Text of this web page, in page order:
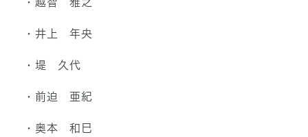
・井上 年央
・堤 久代
・前迫 亜紀
・奥本 和巳